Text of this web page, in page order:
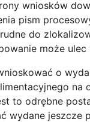
wniosków
pism
do
może ulec
o
na
to odrębne
wydane jeszcze